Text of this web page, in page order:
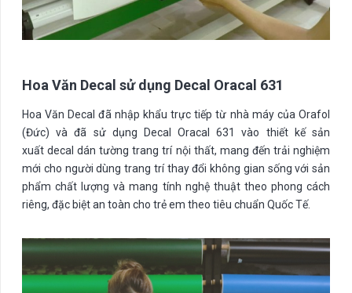
Hoa Văn Decal sử dụng Decal Oracal 631
Hoa Văn Decal đã nhập khẩu trực tiếp từ nhà máy của Orafol
(Đức) và đã sử dụng Decal Oracal 631 vào thiết kế sản
xuất decal dán tường trang trí nội thất, mang đến trải nghiệm
mới cho người dùng trang trí thay đổi không gian sống với sản
phẩm chất lượng và mang tính nghệ thuật theo phong cách
riêng, đặc biệt an toàn cho trẻ em theo tiêu chuẩn Quốc Tế.